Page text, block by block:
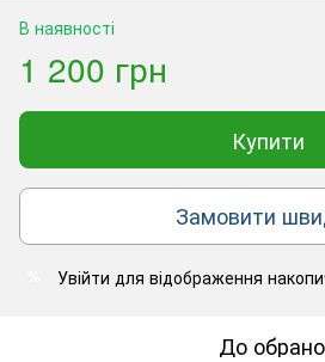
В наявності
1 200 грн
Купити
Замовити
Увійти для відображення
До